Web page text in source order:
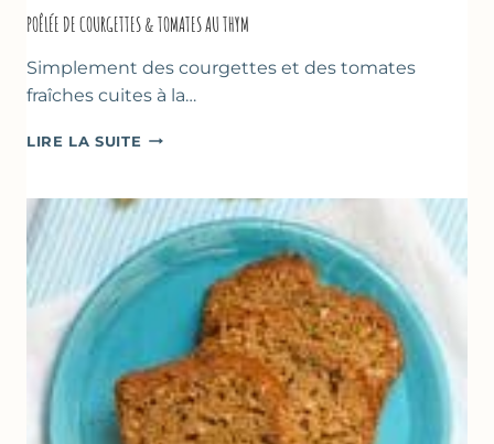
POÊLÉE DE COURGETTES & TOMATES AU THYM
Simplement des courgettes et des tomates
fraîches cuites à la…
LIRE LA SUITE POÊLÉE
&
TOMATES
AU
THYM